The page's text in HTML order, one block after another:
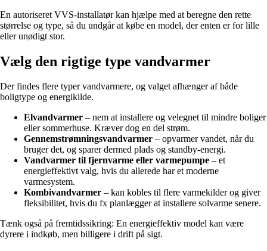
En autoriseret VVS-installatør kan hjælpe med at beregne den rette
størrelse og type, så du undgår at købe en model, der enten er for lille
eller unødigt stor.
Vælg den rigtige type vandvarmer
Der findes flere typer vandvarmere, og valget afhænger af både
boligtype og energikilde.
Elvandvarmer – nem at installere og velegnet til mindre boliger
eller sommerhuse. Kræver dog en del strøm.
Gennemstrømningsvandvarmer – opvarmer vandet, når du
bruger det, og sparer dermed plads og standby-energi.
Vandvarmer til fjernvarme eller varmepumpe – et
energieffektivt valg, hvis du allerede har et moderne
varmesystem.
Kombivandvarmer – kan kobles til flere varmekilder og giver
fleksibilitet, hvis du fx planlægger at installere solvarme senere.
Tænk også på fremtidssikring: En energieffektiv model kan være
dyrere i indkøb, men billigere i drift på sigt.